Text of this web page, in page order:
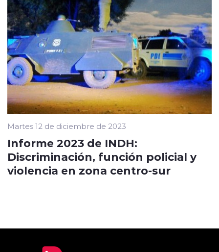
Martes 12 de diciembre de 2023
Informe 2023 de INDH:
Discriminación, función policial y
violencia en zona centro-sur